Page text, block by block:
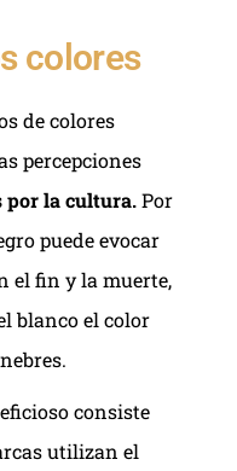
colores
de colores
percepciones
por la cultura.Por
puede evocar
el fin y la muerte,
blanco el color
consiste
utilizan el